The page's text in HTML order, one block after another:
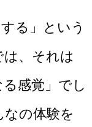
る」という
、それは
感覚」でし
の体験を